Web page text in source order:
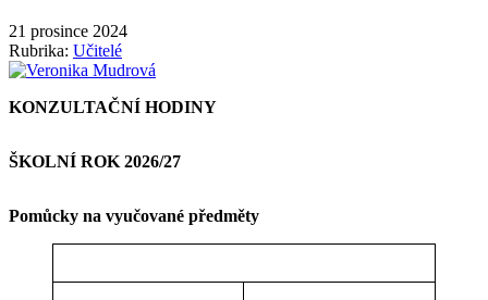
21 prosince 2024
Rubrika: Učitelé
KONZULTAČNÍ HODINY
ŠKOLNÍ ROK 2026/27
Pomůcky na vyučované předměty